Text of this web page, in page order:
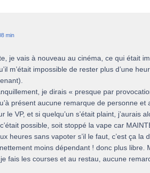
min
je vais à nouveau au cinéma, ce qui était
m’était impossible de rester plus d’une
je dirais « presque par
présent aucune remarque de personne et
le VP, et si quelqu’un s’était plaint, j’aurais
possible, soit stoppé la vape car
heures sans vapoter s’il le faut, c’est ça la
moins dépendant ! donc plus libre.
fais les courses et au restau, aucune